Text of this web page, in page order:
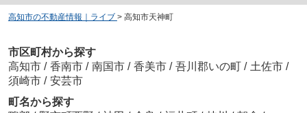
高知市の不動産情報｜ライブ > 高知市天神町
市区町村から探す
高知市 / 香南市 / 南国市 / 香美市 / 吾川郡いの町 / 土佐市 /
須崎市 / 安芸市
町名から探す